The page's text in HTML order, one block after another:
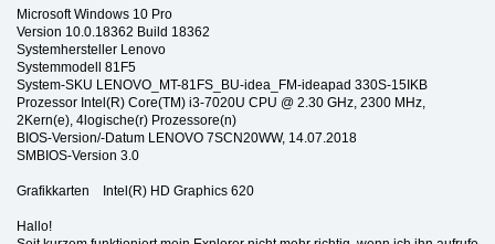
Microsoft Windows 10 Pro
Version 10.0.18362 Build 18362
Systemhersteller Lenovo
Systemmodell 81F5
System-SKU LENOVO_MT-81FS_BU-idea_FM-ideapad 330S-15IKB
Prozessor Intel(R) Core(TM) i3-7020U CPU @ 2.30 GHz, 2300 MHz,
2Kern(e), 4logische(r) Prozessore(n)
BIOS-Version/-Datum LENOVO 7SCN20WW, 14.07.2018
SMBIOS-Version 3.0
Grafikkarten Intel(R) HD Graphics 620
Hallo!